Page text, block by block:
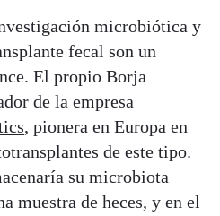
microbiótica y
fecal son un
El propio Borja
de la empresa
, pionera en Europa en
de este tipo.
su microbiota
muestra de heces, y en el